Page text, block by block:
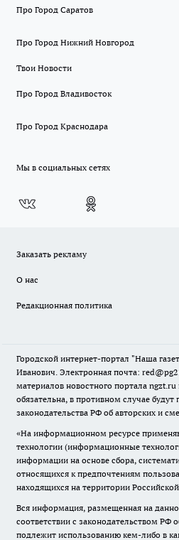
Про Город Саратов
Про Город Нижний Новгород
Твои Новости
Про Город Владивосток
Про Город Краснодара
Мы в социальных сетях
Заказать рекламу
О нас
Редакционная политика
Городской интернет-портал "Наша
Иванович. Электронная почта:
материалов новостного портала ngzt.ru
обязательна, в противном случае
законодательства РФ об авторских и
«На информационном ресурсе
технологии (информационные
информации на основе сбора,
относящихся к предпочтениям
находящихся на территории
Вся информация, размещенная на
соответствии с законодательством РФ
подлежит использованию кем-либо в